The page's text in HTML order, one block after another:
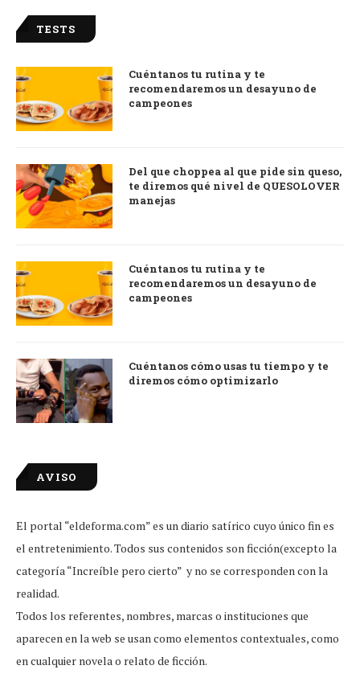
TESTS
Cuéntanos tu rutina y te
recomendaremos un desayuno de
campeones
Del que choppea al que pide sin queso,
te diremos qué nivel de QUESOLOVER
manejas
Cuéntanos tu rutina y te
recomendaremos un desayuno de
campeones
Cuéntanos cómo usas tu tiempo y te
diremos cómo optimizarlo
AVISO
El portal “eldeforma.com” es un diario satírico cuyo único fin es
el entretenimiento. Todos sus contenidos son ficción(excepto la
categoría “Increíble pero cierto” y no se corresponden con la
realidad.
Todos los referentes, nombres, marcas o instituciones que
aparecen en la web se usan como elementos contextuales, como
en cualquier novela o relato de ficción.